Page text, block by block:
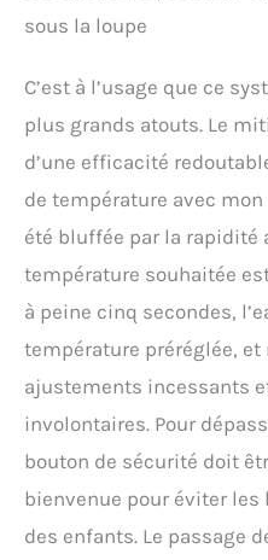
sous la loupe
C’est à l’usage que ce
plus grands atouts. Le
d’une efficacité
de température avec
été bluffée par la rapidité
température souhaitée
à peine cinq secondes,
température préréglée, et
ajustements incessants
involontaires. Pour
bouton de sécurité doit
bienvenue pour éviter
des enfants. Le passage